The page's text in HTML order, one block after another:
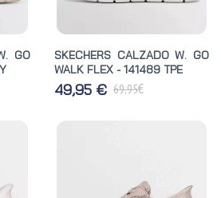
GO
SKECHERS CALZADO W. GO
WALK FLEX - 141489 TPE
49,95 € 69,95€